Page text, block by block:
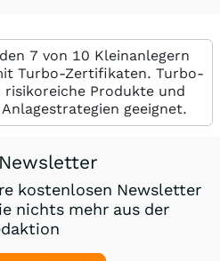
7 von 10 Kleinanlegern
Turbo-Zertifikaten. Turbo-
Produkte und
geeignet.
Newsletter
kostenlosen Newsletter
nichts mehr aus der